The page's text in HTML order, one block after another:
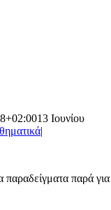
13 Ιουνίου
|
παραδείγματα παρά για